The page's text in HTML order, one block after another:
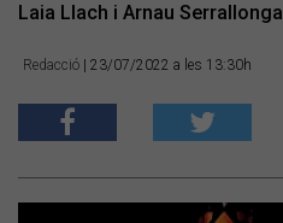
Laia Llach i Arnau Serrallonga
Redacció | 23/07/2022 a les 13:30h